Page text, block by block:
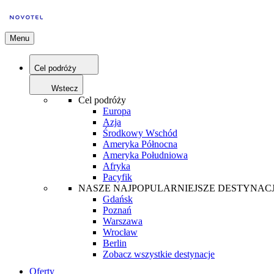
Menu
Cel podróży
Wstecz
Cel podróży
Europa
Azja
Środkowy Wschód
Ameryka Północna
Ameryka Południowa
Afryka
Pacyfik
NASZE NAJPOPULARNIEJSZE
Gdańsk
Poznań
Warszawa
Wrocław
Berlin
Zobacz wszystkie destynacje
Oferty